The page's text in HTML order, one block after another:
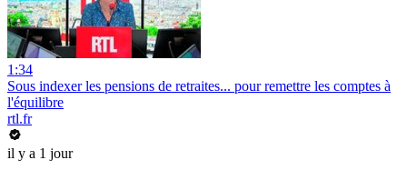
1:34
Sous indexer les pensions de retraites... pour remettre les comptes à
l'équilibre
rtl.fr
il y a 1 jour